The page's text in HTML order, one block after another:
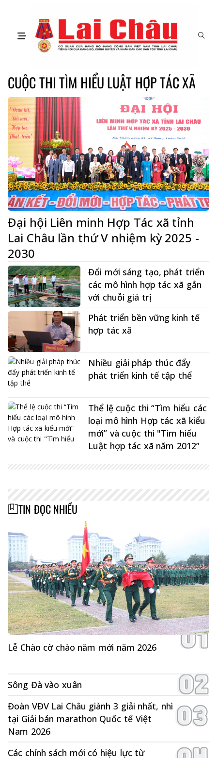
CUỘC THI TÌM HIỂU LUẬT HỢP TÁC XÃ
Đại hội Liên minh Hợp Tác xã tỉnh
Lai Châu lần thứ V nhiệm kỳ 2025 -
2030
Đổi mới sáng tạo, phát triển
các mô hình hợp tác xã gắn
với chuỗi giá trị
Phát triển bền vững kinh tế
hợp tác xã
Nhiều giải pháp thúc đẩy
phát triển kinh tế tập thể
Thể lệ cuộc thi “Tìm hiểu các
loại mô hình Hợp tác xã kiểu
mới” và cuộc thi "Tìm hiểu
Luật hợp tác xã năm 2012”
TIN ĐỌC NHIỀU
Lễ Chào cờ chào năm mới năm 2026
Sông Đà vào xuân
Đoàn VĐV Lai Châu giành 3 giải nhất, nhì
tại Giải bán marathon Quốc tế Việt
Nam 2026
Các chính sách mới có hiệu lực từ